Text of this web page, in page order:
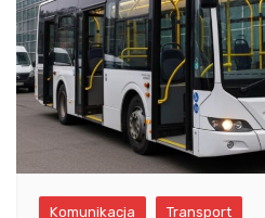
Komunikacja Transport